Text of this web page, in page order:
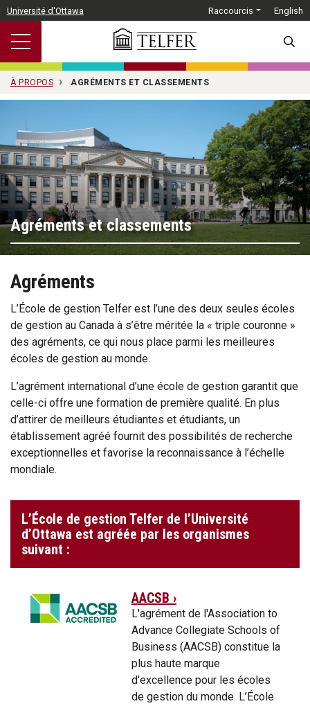
Passer au contenu principal
Université d'Ottawa Raccourcis English
À PROPOS AGRÉMENTS ET CLASSEMENTS
Agréments et classements
Agréments
L’École de gestion Telfer est l’une des deux seules écoles
de gestion au Canada à s’être méritée la « triple couronne »
des agréments, ce qui nous place parmi les meilleures
écoles de gestion au monde.
L’agrément international d’une école de gestion garantit que
celle-ci offre une formation de première qualité. En plus
d’attirer de meilleurs étudiantes et étudiants, un
établissement agréé fournit des possibilités de recherche
exceptionnelles et favorise la reconnaissance à l’échelle
mondiale.
L’École de gestion Telfer de l’Université
d’Ottawa est agréée par les organismes
suivant :
AACSB ›
L'agrément de l'Association to
Advance Collegiate Schools of
Business (AACSB) constitue la
plus haute marque
d'excellence pour les écoles
de gestion du monde. L’École